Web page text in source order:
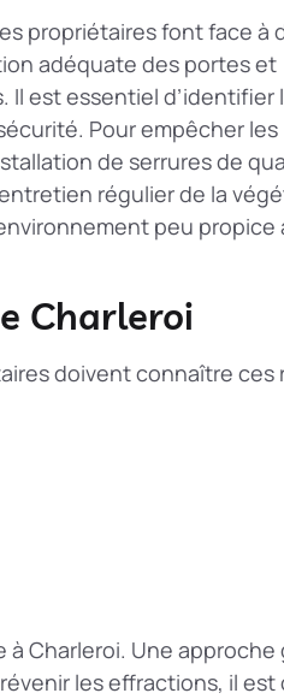
propriétaires font face à
adéquate des portes et
est essentiel d’identifier
Pourempêcher les
de serrures de
régulier de la
peu propice
Charleroi
doivent connaître ces
Charleroi. Une approche
les effractions, il est